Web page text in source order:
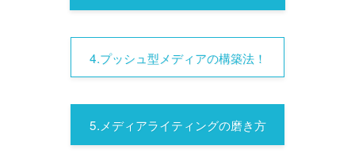
4.プッシュ型メディアの構築法！
5.メディアライティングの磨き方